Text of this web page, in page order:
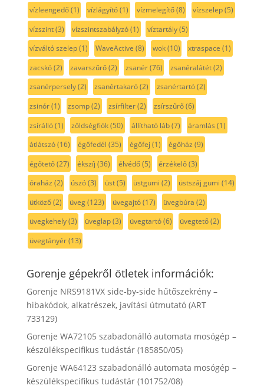
vízleengedő(1) vízlágyító(1) vízmelegítő(8) vízszelep(5)
vízszint(3) vízszintszabályzó(1) víztartály(5)
vízváltó szelep(1) WaveActive (8) wok(10) xtraspace (1)
zacskó(2) zavarszűrő(2) zsanér(76) zsanéralátét(2)
zsanérpersely(2) zsanértakaró(2) zsanértartó(2)
zsinór(1) zsomp(2) zsírfilter(2) zsírszűrő(6)
zsírálló(1) zöldségfiók(50) állítható láb(7) áramlás (1)
átlátszó(16) égőfedél (35) égőfej (1) égőház (9)
égőtető(27) ékszíj (36) élvédő(5) érzékelő(3)
óraház (2) úszó(3) üst(5) üstgumi (2) üstszáj gumi (14)
ütköző(2) üveg(123) üvegajtó(17) üvegbúra (2)
üvegkehely(3) üveglap(3) üvegtartó(6) üvegtető(2)
üvegtányér(13)
Gorenje gépekről ötletek információk:
Gorenje NRS9181VX side-by-side hűtőszekrény –
hibakódok, alkatrészek, javítási útmutató (ART
733129)
Gorenje WA72105 szabadonálló automata mosógép –
készülékspecifikus tudástár (185850/05)
Gorenje WA64123 szabadonálló automata mosógép –
készülékspecifikus tudástár (101752/08)